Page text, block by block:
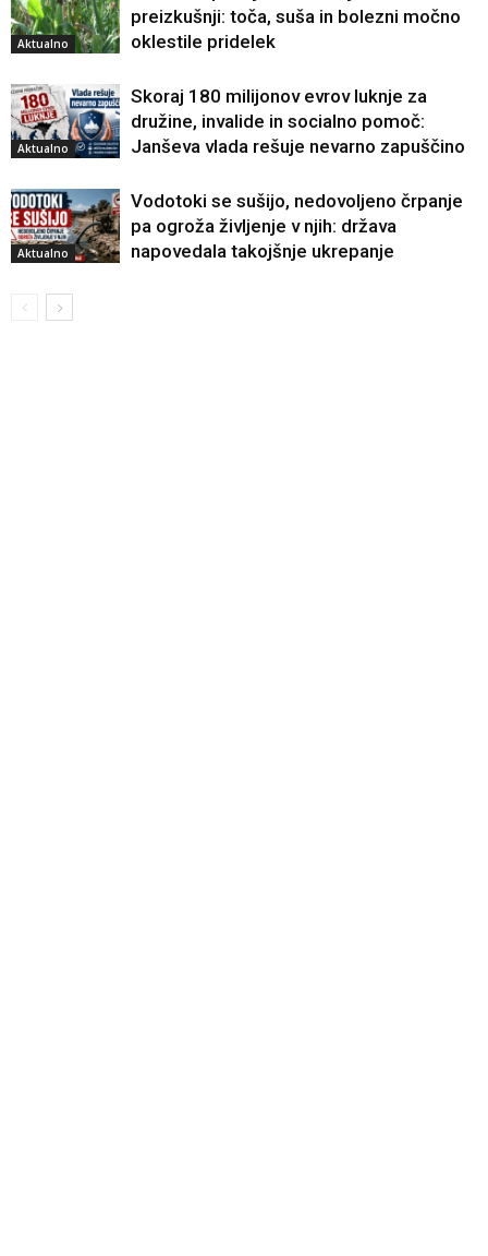
Aktualno
preizkušnji: toča, suša in bolezni močno
oklestile pridelek
Aktualno
Skoraj 180 milijonov evrov luknje za
družine, invalide in socialno pomoč:
Janševa vlada rešuje nevarno zapuščino
Aktualno
Vodotoki se sušijo, nedovoljeno črpanje
pa ogroža življenje v njih: država
napovedala takojšnje ukrepanje